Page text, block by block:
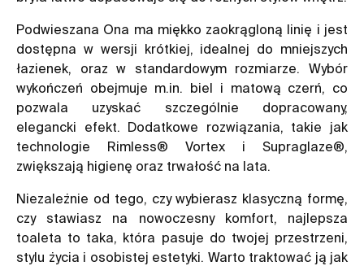
Podwieszana Ona ma miękko zaokrągloną linię i jest
dostępna w wersji krótkiej, idealnej do mniejszych
łazienek, oraz w standardowym rozmiarze. Wybór
wykończeń obejmuje m.in. biel i matową czerń, co
pozwala uzyskać szczególnie dopracowany,
elegancki efekt. Dodatkowe rozwiązania, takie jak
technologie Rimless® Vortex i Supraglaze®,
zwiększają higienę oraz trwałość na lata.
Niezależnie od tego, czy wybierasz klasyczną formę,
czy stawiasz na nowoczesny komfort, najlepsza
toaleta to taka, która pasuje do twojej przestrzeni,
stylu życia i osobistej estetyki. Warto traktować ją jak